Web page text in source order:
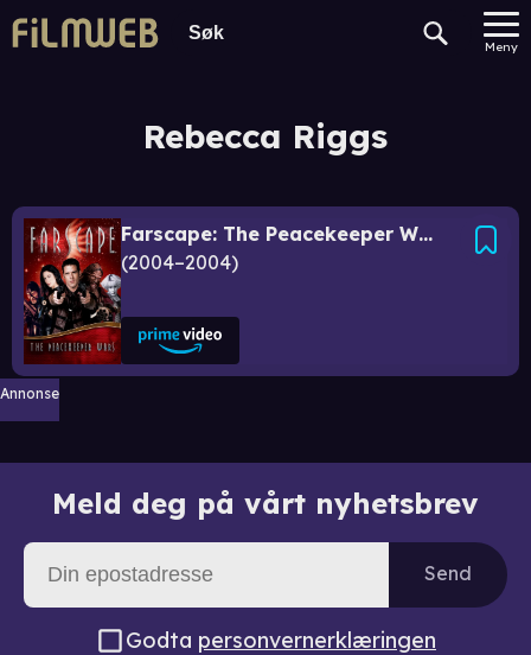
Meny
Rebecca Riggs
Farscape: The Peacekeeper Wars
2004–2004
Annonse
Meld deg på vårt nyhetsbrev
Send
Godta personvernerklæringen